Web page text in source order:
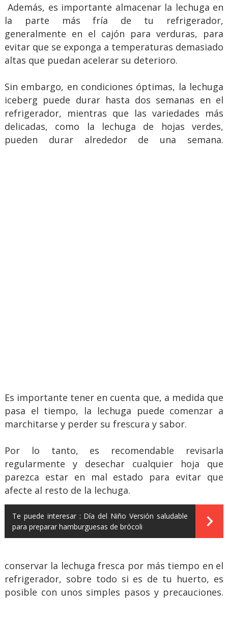
Además, es importante almacenar la lechuga en
la parte más fría de tu refrigerador,
generalmente en el cajón para verduras, para
evitar que se exponga a temperaturas demasiado
altas que puedan acelerar su deterioro.
Sin embargo, en condiciones óptimas, la lechuga
iceberg puede durar hasta dos semanas en el
refrigerador, mientras que las variedades más
delicadas, como la lechuga de hojas verdes,
pueden durar alrededor de una semana.
Es importante tener en cuenta que, a medida que
pasa el tiempo, la lechuga puede comenzar a
marchitarse y perder su frescura y sabor.
Por lo tanto, es recomendable revisarla
regularmente y desechar cualquier hoja que
parezca estar en mal estado para evitar que
afecte al resto de la lechuga.
Te puede interesar : Día del Niño Versión saludable
para preparar hamburguesas de brócoli
conservar la lechuga fresca por más tiempo en el
refrigerador, sobre todo si es de tu huerto, es
posible con unos simples pasos y precauciones.